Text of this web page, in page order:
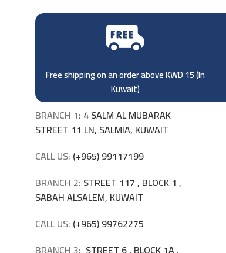
Free shipping on an order above KWD 15 (In
Kuwait)
BRANCH 1: 4 SALM AL MUBARAK
STREET 11 LN, SALMIA, KUWAIT
CALL US: (+965) 99117199
BRANCH 2: STREET 117 , BLOCK 1 ,
SABAH ALSALEM, KUWAIT
CALL US: (+965) 99762275